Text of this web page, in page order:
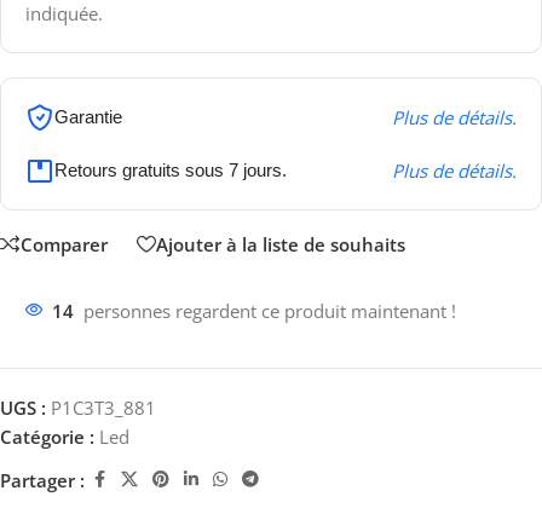
indiquée.
Garantie Plus de détails.
Retours gratuits sous 7 jours. Plus de détails.
Comparer Ajouter à la liste de souhaits
14 personnes regardent ce produit maintenant !
UGS : P1C3T3_881
Catégorie : Led
Partager :